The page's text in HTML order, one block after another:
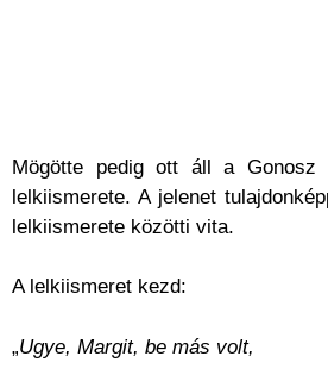
Mögötte pedig ott áll a Gonosz
lelkiismerete. A jelenet
lelkiismerete közötti vita.
A lelkiismeret kezd:
„Ugye, Margit, be más volt,